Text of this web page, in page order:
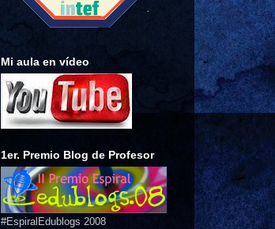
Mi aula en vídeo
1er. Premio Blog de Profesor
#EspiralEdublogs 2008